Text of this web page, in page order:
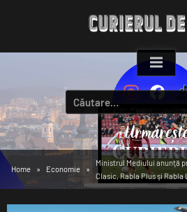
Caută
după:
Home Economie
Ministrul Mediului anunţă
Clasic, Rabla Plus şi Rabla